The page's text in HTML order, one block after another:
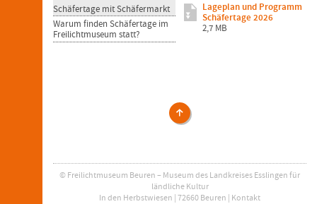
Schäfertage mit Schäfermarkt
Warum finden Schäfertage im
Freilichtmuseum statt?
Lageplan und Programm
Schäfertage 2026
2,7 MB
Veranstaltungen
© Freilichtmuseum Beuren – Museum des Landkreises Esslingen für
ländliche Kultur
In den Herbstwiesen | 72660 Beuren | Kontakt